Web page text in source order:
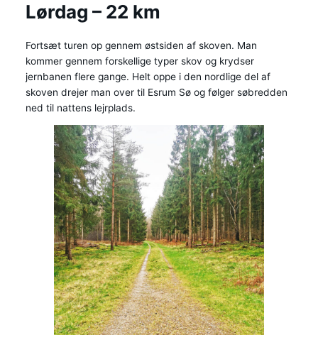
Lørdag – 22 km
Fortsæt turen op gennem østsiden af skoven. Man
kommer gennem forskellige typer skov og krydser
jernbanen flere gange. Helt oppe i den nordlige del af
skoven drejer man over til Esrum Sø og følger søbredden
ned til nattens lejrplads.